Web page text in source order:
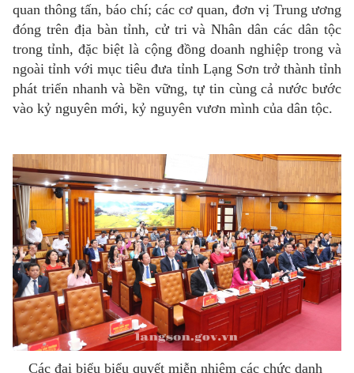
quan thông tấn, báo chí; các cơ quan, đơn vị Trung ương
đóng trên địa bàn tỉnh, cử tri và Nhân dân các dân tộc
trong tỉnh, đặc biệt là cộng đồng doanh nghiệp trong và
ngoài tỉnh với mục tiêu đưa tỉnh Lạng Sơn trở thành tỉnh
phát triển nhanh và bền vững, tự tin cùng cả nước bước
vào kỷ nguyên mới, kỷ nguyên vươn mình của dân tộc.
Các đại biểu biểu quyết miễn nhiệm các chức danh